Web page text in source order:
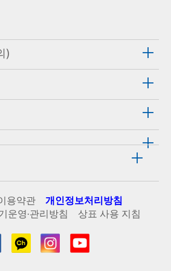
)
용약관
개인정보처리방침
운영·관리방침
상표 사용 지침